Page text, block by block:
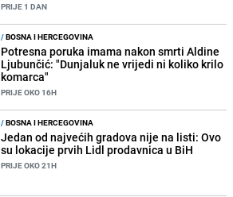
PRIJE 1 DAN
/BOSNA I HERCEGOVINA
Potresna poruka imama nakon smrti Aldine
Ljubunčić: "Dunjaluk ne vrijedi ni koliko krilo
komarca"
PRIJE OKO 16H
/BOSNA I HERCEGOVINA
Jedan od najvećih gradova nije na listi: Ovo
su lokacije prvih Lidl prodavnica u BiH
PRIJE OKO 21H